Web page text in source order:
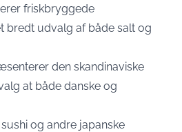
friskbryggede
bredt udvalg af både salt og
den skandinaviske
at både danske og
og andre japanske